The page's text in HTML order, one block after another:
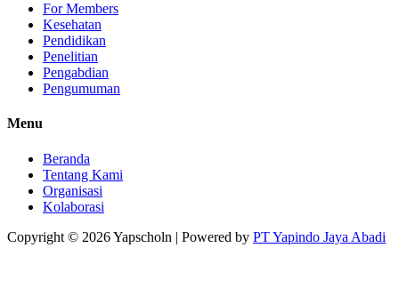
For Members
Kesehatan
Pendidikan
Penelitian
Pengabdian
Pengumuman
Menu
Beranda
Tentang Kami
Organisasi
Kolaborasi
Copyright © 2026Yapscholn | Powered by PT Yapindo Jaya Abadi